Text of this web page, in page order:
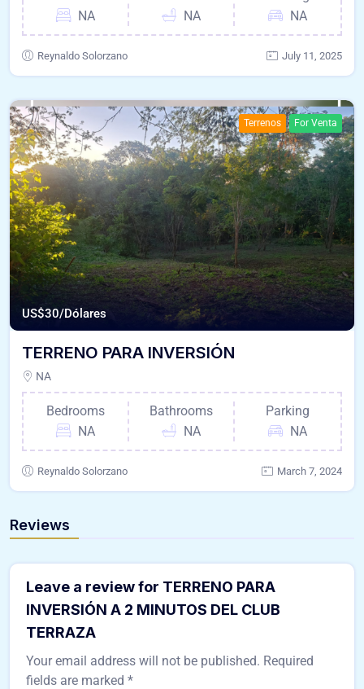
NA
NA
NA
Reynaldo Solorzano July 11, 2025
Terrenos For Venta
US$30/Dólares
TERRENO PARA INVERSIÓN
NA
Bedrooms
NA
Bathrooms
NA
Parking
NA
Reynaldo Solorzano March 7, 2024
Reviews
Leave a review for TERRENO PARA
INVERSIÓN A 2 MINUTOS DEL CLUB
TERRAZA
Your email address will not be published. Required
fields are marked *